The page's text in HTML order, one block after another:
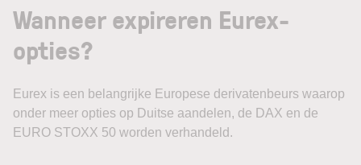
Wanneer expireren Eurex-
opties?
Eurex is een belangrijke Europese derivatenbeurs waarop
onder meer opties op Duitse aandelen, de DAX en de
EURO STOXX 50 worden verhandeld.